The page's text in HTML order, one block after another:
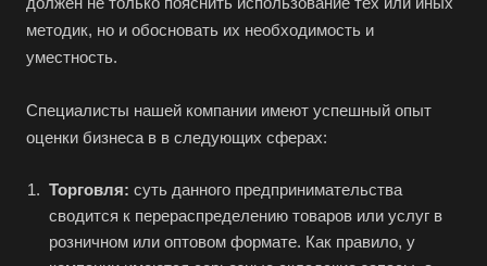
методик, но и обосновать их необходимость и
уместность.
Специалисты нашей компании имеют успешный опыт
оценки бизнеса в в следующих сферах:
Торговля: суть данного предпринимательства
сводится к перераспределению товаров или услуг в
розничном или оптовом формате. Как правило, у
Азов
Аксай
Альметьевск
Ангарск
Анжеро-Судженск